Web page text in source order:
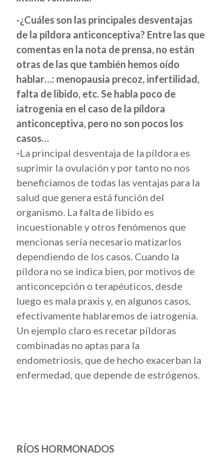
-¿Cuáles son las principales desventajas
de la píldora anticonceptiva? Entre las que
comentas en la nota de prensa, no están
otras de las que también hemos oído
hablar…: menopausia precoz, infertilidad,
falta de libido, etc. Se habla poco de
iatrogenia en el caso de la píldora
anticonceptiva, pero no son pocos los
casos…
-La principal desventaja de la píldora es
suprimir la ovulación y por tanto no nos
beneficiamos de todas las ventajas para la
salud que genera está función del
organismo. La falta de libido es
incuestionable y otros fenómenos que
mencionas sería necesario matizarlos
dependiendo de los casos. Cuando la
píldora no se indica bien, por motivos de
anticoncepción o terapéuticos, desde
luego es mala praxis y, en algunos casos,
efectivamente hablaremos de iatrogenia.
Un ejemplo claro es recetar píldoras
combinadas no aptas para la
endometriosis, que de hecho exacerban la
enfermedad, que depende de estrógenos.
RÍOS HORMONADOS